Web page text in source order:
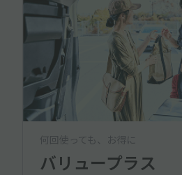
何回使っても、お得に
バリュープラス